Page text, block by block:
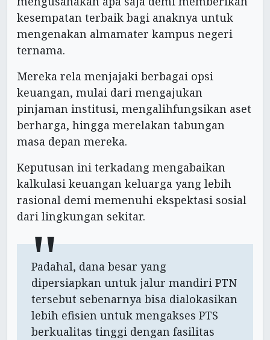
kesempatan terbaik bagi anaknya untuk
mengenakan almamater kampus negeri
ternama.
Mereka rela menjajaki berbagai opsi
keuangan, mulai dari mengajukan
pinjaman institusi, mengalihfungsikan aset
berharga, hingga merelakan tabungan
masa depan mereka.
Keputusan ini terkadang mengabaikan
kalkulasi keuangan keluarga yang lebih
rasional demi memenuhi ekspektasi sosial
dari lingkungan sekitar.
Padahal, dana besar yang
dipersiapkan untuk jalur mandiri PTN
tersebut sebenarnya bisa dialokasikan
lebih efisien untuk mengakses PTS
berkualitas tinggi dengan fasilitas